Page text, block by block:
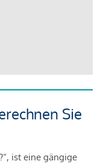
Sie
ist eine gängige